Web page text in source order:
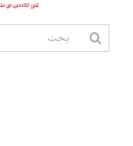
البحث